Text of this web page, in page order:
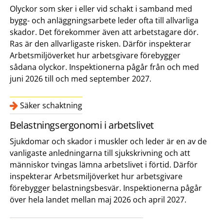
Olyckor som sker i eller vid schakt i samband med
bygg- och anläggningsarbete leder ofta till allvarliga
skador. Det förekommer även att arbetstagare dör.
Ras är den allvarligaste risken. Därför inspekterar
Arbetsmiljöverket hur arbetsgivare förebygger
sådana olyckor. Inspektionerna pågår från och med
juni 2026 till och med september 2027.
Säker schaktning
Belastningsergonomi i arbetslivet
Sjukdomar och skador i muskler och leder är en av de
vanligaste anledningarna till sjukskrivning och att
människor tvingas lämna arbetslivet i förtid. Därför
inspekterar Arbetsmiljöverket hur arbetsgivare
förebygger belastningsbesvär. Inspektionerna pågår
över hela landet mellan maj 2026 och april 2027.